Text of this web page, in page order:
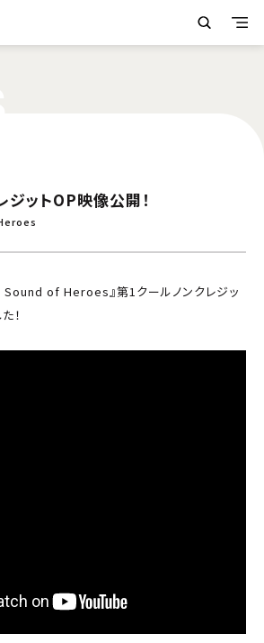
ジットOP映像公開！
Sound of Heroes』第1クールノンクレジッ
！